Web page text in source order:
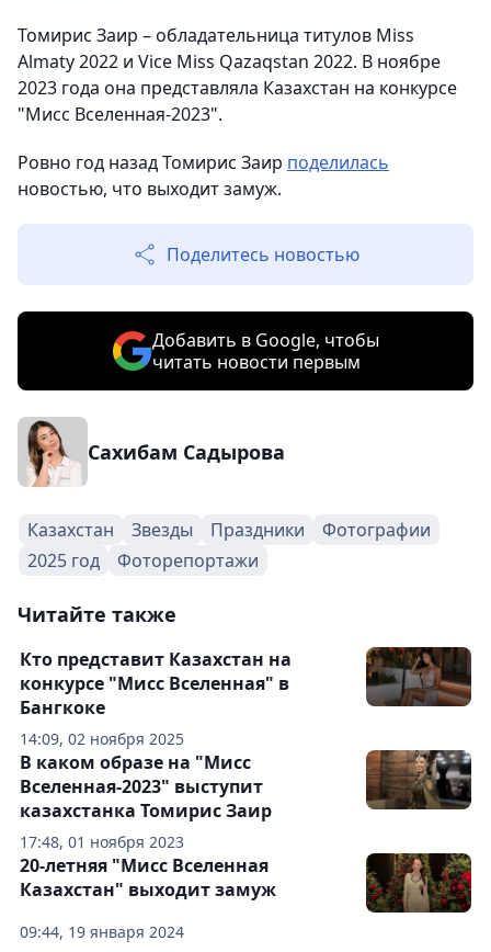
Томирис Заир – обладательница титулов Miss
Almaty 2022 и Vice Miss Qazaqstan 2022. В ноябре
2023 года она представляла Казахстан на конкурсе
"Мисс Вселенная-2023".
Ровно год назад Томирис Заир поделилась
новостью, что выходит замуж.
Поделитесь новостью
Добавить в Google, чтобы
читать новости первым
Сахибам Садырова
Казахстан Звезды Праздники
Фотографии
2025 год
Фоторепортажи
Читайте также
14:09, 02 ноября 2025
Кто представит Казахстан на
конкурсе "Мисс Вселенная" в
Бангкоке
17:48, 01 ноября 2023
В каком образе на "Мисс
Вселенная-2023" выступит
казахстанка Томирис Заир
09:44, 19 января 2024
20-летняя "Мисс Вселенная
Казахстан" выходит замуж